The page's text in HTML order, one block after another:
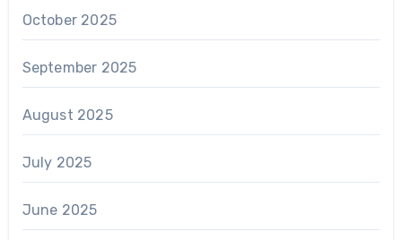
October 2025
September 2025
August 2025
July 2025
June 2025